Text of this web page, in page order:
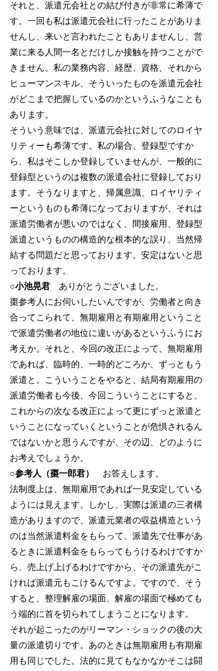
それと、派遣元会社との結び付きが非常に希薄で
す。一回も私は派遣元会社に行ったことがありま
せんし、来いと言われたこともありませんし、営
業に来る人間一名とだけしか接触を持つことがで
きません。私の業務内容、経歴、資格、それから
ヒューマンスキル、そういったものを派遣元会社
がどこまで把握しているのかというふうなことも
あります。
そういう意味では、派遣元会社に対してのロイヤ
リティーも希薄です。私の場合、登録型ですか
ら、私はそこしか登録していませんが、一般的に
登録型というのは複数の派遣会社に登録しており
ます。そうなりますと、帰属意識、ロイヤリティ
ーというものも希薄になっておりますが、それは
派遣労働者が悪いのではなく、間接雇用、登録型
派遣というものの構造的な根本的な誤り、当然帰
結する問題だと思っております。安定はないと思
っております。
○小池晃君 ありがとうございました。
棗参考人にお伺いしたいんですが、労働者と向き
合ってこられて、無期雇用と有期雇用ということ
で派遣労働者の地位に違いがあるというふうにお
考えか。それと、今回の改正によって、無期雇用
であれば、臨時的、一時的どころか、ずっともう
派遣と。こういうことをやると、結局有期雇用の
派遣労働者も今後、今回こういうことにすると、
これからの次なる改正によって更にずっと派遣と
いうことになっていくということが危惧されるん
ではないかと思うんですが、その辺、どのように
お考えでしょうか。
○参考人（棗一郎君）
お答えします。
法制度上は、無期雇用であれば一見安定している
ようには見えます。しかし、実際は派遣の三者構
造がありますので、派遣元業者の収益構造という
のは当然派遣料金をもらって、派遣先で仕事があ
るときに派遣料金をもらってもうけるわけですか
ら、売上げ上げるわけですから、その派遣先がこ
ければ派遣元もこけるんですよ。ですので、そう
すると、整理解雇の場面、解雇の場面で極めても
う端的に首を切られてしまうことになります。
それが起こったのがリーマン・ショックの後の大
量の派遣切りです。あのときは無期雇用も有期雇
用も同じでした。法的に見てもなかなかそこは闘